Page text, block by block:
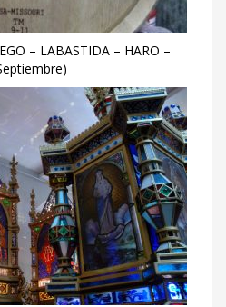
– LABASTIDA – HARO –